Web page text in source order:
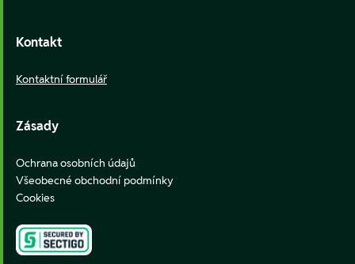
Kontakt
Kontaktní formulář
Zásady
Ochrana osobních údajů
Všeobecné obchodní podmínky
Cookies